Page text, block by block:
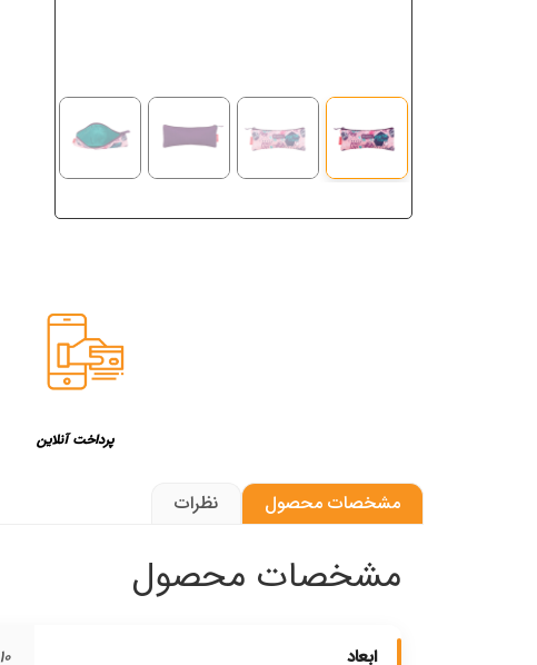
پرداخت آنلاین
مشخصات محصول نظرات
مشخصات محصول
ابعاد 10 × 9 × 22 سانتیمتر